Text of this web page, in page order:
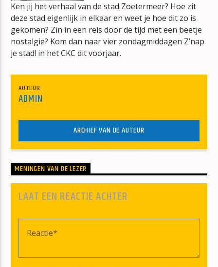
mz-radio
Ken jij het verhaal van de stad Zoetermeer? Hoe zit
deze stad eigenlijk in elkaar en weet je hoe dit zo is
gekomen? Zin in een reis door de tijd met een beetje
nostalgie? Kom dan naar vier zondagmiddagen Z’nap
je stad! in het CKC dit voorjaar.
AUTEUR
ADMIN
ARCHIEF VAN DE AUTEUR
MENINGEN VAN DE LEZER
LAAT EEN REACTIE ACHTER